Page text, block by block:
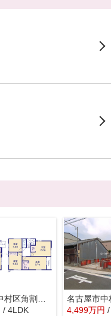
名古屋市中村区角割町４丁目24-7『仲介料無料』新築戸建て
/ 4LDK 4,499万円